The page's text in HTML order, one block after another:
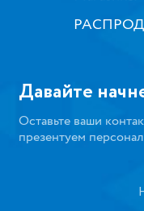
Давайте
Оставьте ваши
презентуем